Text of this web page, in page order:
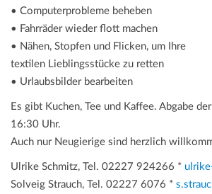
• Computerprobleme beheben
• Fahrräder wieder flott machen
• Nähen, Stopfen und Flicken, um Ihre
textilen Lieblingsstücke zu retten
• Urlaubsbilder bearbeiten
Es gibt Kuchen, Tee und Kaffee. Abgabe
16:30 Uhr.
Auch nur Neugierige sind herzlich
Ulrike Schmitz, Tel. 02227 924266 *
Solveig Strauch, Tel. 02227 6076 *